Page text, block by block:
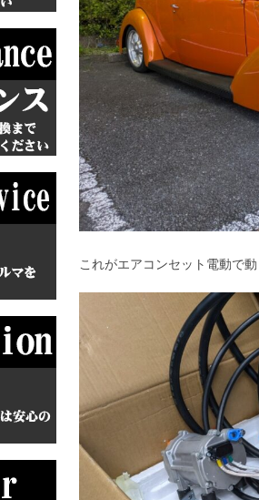
これがエアコンセット電動で